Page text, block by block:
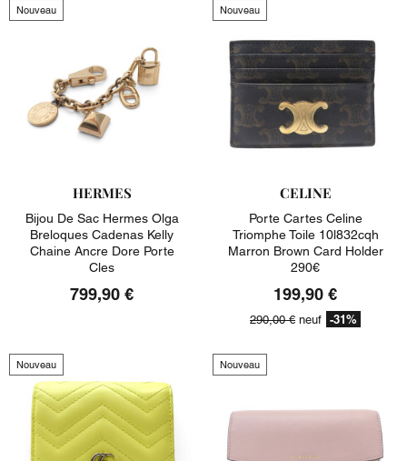
Nouveau
HERMES
Bijou De Sac Hermes Olga
Breloques Cadenas Kelly
Chaine Ancre Dore Porte
Cles
799,90 €
Nouveau
CELINE
Porte Cartes Celine
Triomphe Toile 10l832cqh
Marron Brown Card Holder
290€
199,90 €
290,00 € neuf -31%
Nouveau Nouveau